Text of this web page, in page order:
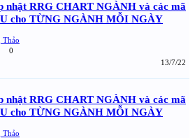
nhật RRG CHART NGÀNH và các mã
cho TỪNG NGÀNH MỖI NGÀY
Thảo
0
13/7/22
nhật RRG CHART NGÀNH và các mã
cho TỪNG NGÀNH MỖI NGÀY
Thảo